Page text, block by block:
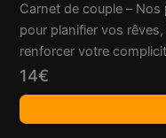
Carnet de couple –
pour planifier vos
renforcer votre
14€